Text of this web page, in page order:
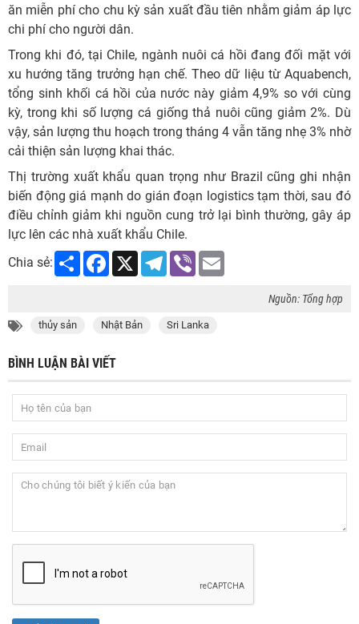
ăn miễn phí cho chu kỳ sản xuất đầu tiên nhằm giảm áp lực
chi phí cho người dân.
Trong khi đó, tại Chile, ngành nuôi cá hồi đang đối mặt với
xu hướng tăng trưởng hạn chế. Theo dữ liệu từ Aquabench,
tổng sinh khối cá hồi của nước này giảm 4,9% so với cùng
kỳ, trong khi số lượng cá giống thả nuôi cũng giảm 2%. Dù
vậy, sản lượng thu hoạch trong tháng 4 vẫn tăng nhẹ 3% nhờ
cải thiện sản lượng khai thác.
Thị trường xuất khẩu quan trọng như Brazil cũng ghi nhận
biến động giá mạnh do gián đoạn logistics tạm thời, sau đó
điều chỉnh giảm khi nguồn cung trở lại bình thường, gây áp
lực lên các nhà xuất khẩu Chile.
Chia sẻ:
Share Facebook
X Telegram
Viber
Nguồn: Tổng hợp
thủy sản Nhật Bản Sri Lanka
BÌNH LUẬN BÀI VIẾT